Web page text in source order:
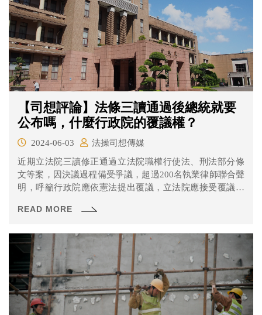
【司想評論】法條三讀通過後總統就要
公布嗎，什麼行政院的覆議權？
2024-06-03
法操司想傳媒
近期立法院三讀修正通過立法院職權行使法、刑法部分條
文等案，因決議過程備受爭議，超過200名執業律師聯合聲
明，呼籲行政院應依憲法提出覆議，立法院應接受覆議，
READ MORE